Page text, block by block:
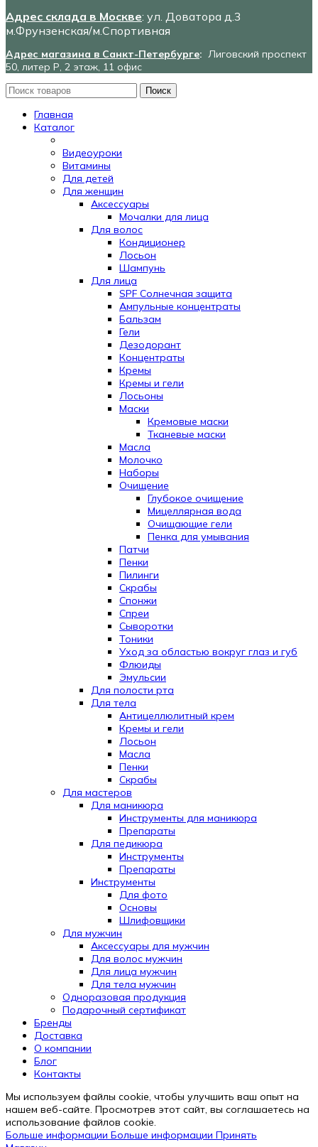
Адрес склада в Москве: ул. Доватора д.3
м.Фрунзенская/м.Спортивная
Адрес магазина в Санкт-Петербурге: Лиговский проспект
50, литер Р, 2 этаж, 11 офис
Поиск
Главная
Каталог
Видеоуроки
Витамины
Для детей
Для женщин
Аксессуары
Мочалки для лица
Для волос
Кондиционер
Лосьон
Шампунь
Для лица
SPF Солнечная защита
Ампульные концентраты
Бальзам
Гели
Дезодорант
Концентраты
Кремы
Кремы и гели
Лосьоны
Маски
Кремовые маски
Тканевые маски
Масла
Молочко
Наборы
Очищение
Глубокое очищение
Мицеллярная вода
Очищающие гели
Пенка для умывания
Патчи
Пенки
Пилинги
Скрабы
Спонжи
Спреи
Сыворотки
Тоники
Уход за областью вокруг глаз и губ
Флюиды
Эмульсии
Для полости рта
Для тела
Антицеллюлитный крем
Кремы и гели
Лосьон
Масла
Пенки
Скрабы
Для мастеров
Для маникюра
Инструменты для маникюра
Препараты
Для педикюра
Инструменты
Препараты
Инструменты
Для фото
Основы
Шлифовщики
Для мужчин
Аксессуары для мужчин
Для волос мужчин
Для лица мужчин
Для тела мужчин
Одноразовая продукция
Подарочный сертификат
Automatically
Hierarchic
Categories
Menu
Version
2.0.12
|
Author:
Бренды
Доставка
О компании
Блог
Контакты
Мы используем файлы cookie, чтобы улучшить ваш опыт на
нашем веб-сайте. Просмотрев этот сайт, вы соглашаетесь на
использование файлов cookie.
Больше информации Больше информации Принять